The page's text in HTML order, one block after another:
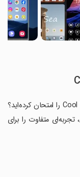
آیا تابه‌حال برنامه Cool Note20 Launcher Galaxy UI را امتحان کرده‌اید؟
متفاوت را برای